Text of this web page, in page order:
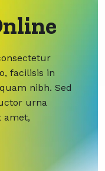
facilisis in
nibh. Sed
urna
amet,